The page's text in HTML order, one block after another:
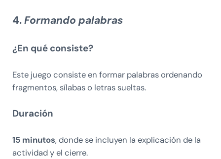
4.Formando palabras
¿En qué consiste?
Este juego consiste en formar palabras ordenando
fragmentos, sílabas o letras sueltas.
Duración
15 minutos, donde se incluyen la explicación de la
actividad y el cierre.